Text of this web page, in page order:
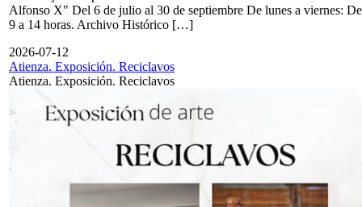
Alfonso X" Del 6 de julio al 30 de septiembre De lunes a viernes: De
9 a 14 horas. Archivo Histórico […]
2026-07-12
Atienza. Exposición. Reciclavos
Atienza. Exposición. Reciclavos